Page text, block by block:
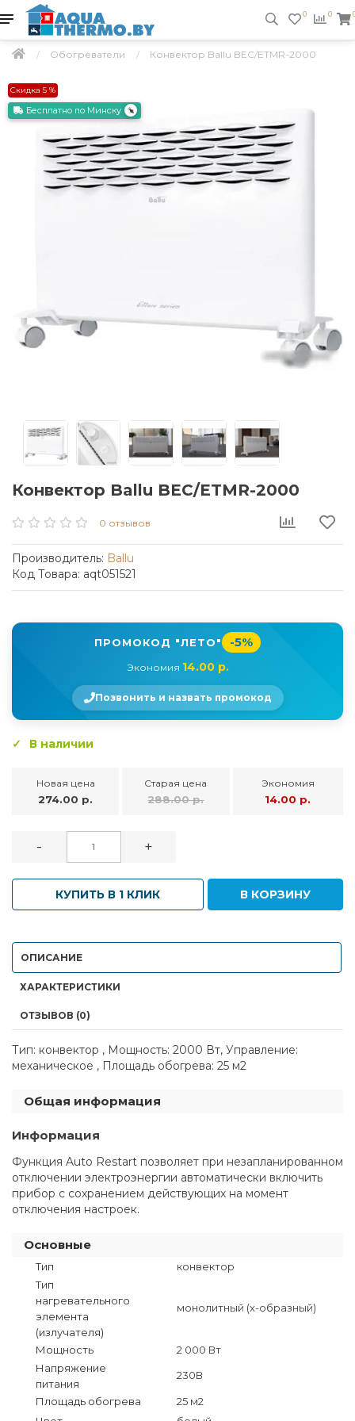
0 0
Обогреватели Конвектор Ballu BEC/ETMR-2000
Скидка 5 %
Бесплатно по Минску
Конвектор Ballu BEC/ETMR-2000
0 отзывов
Производитель: Ballu
Код Товара: aqt051521
ПРОМОКОД "ЛЕТО" -5%
Экономия 14.00 р.
Позвонить и назвать промокод
В наличии
Новая цена
274.00 р.
Старая цена
288.00 р.
Экономия
14.00 р.
- +
КУПИТЬ В 1 КЛИК В КОРЗИНУ
ОПИСАНИЕ
ХАРАКТЕРИСТИКИ
ОТЗЫВОВ (0)
Тип: конвектор , Мощность: 2000 Вт, Управление:
механическое , Площадь обогрева: 25 м2
Общая информация
Информация
Функция Auto Restart позволяет при незапланированном
отключении электроэнергии автоматически включить
прибор с сохранением действующих на момент
отключения настроек.
Основные
Тип
конвектор
Тип
нагревательного
элемента
(излучателя)
монолитный (x-образный)
Мощность
2 000 Вт
Напряжение
питания
230В
Площадь обогрева
25 м2